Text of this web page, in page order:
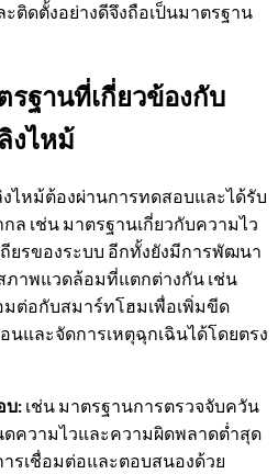
ติดตั้งอย่างดีจึงถือเป็นมาตรฐาน
รฐานที่เกี่ยวข้องกับ
งไหม้
ไหม้ต้องผ่านการทดสอบและได้รับ
ล เช่น มาตรฐานเกี่ยวกับความไว
ยรของระบบ อีกทั้งยังมีการพัฒนา
ภาพแวดล้อมที่แตกต่างกัน เช่น
มต่อกับสมาร์ทโฮมเพื่อเพิ่มขีด
นและจัดการเหตุฉุกเฉินได้โดยตรง
บ: เช่น มาตรฐานการตรวจจับควัน
ความไวและความผิดพลาดต่ำสุด
ารเชื่อมต่อและตอบสนองด้วย